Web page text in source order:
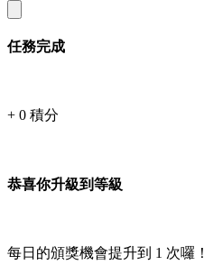
任務完成
+ 0 積分
恭喜你升級到等級
每日的頒獎機會提升到 1 次囉！